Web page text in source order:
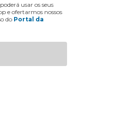
usar os seus
e ofertarmos nossos
do Portal da